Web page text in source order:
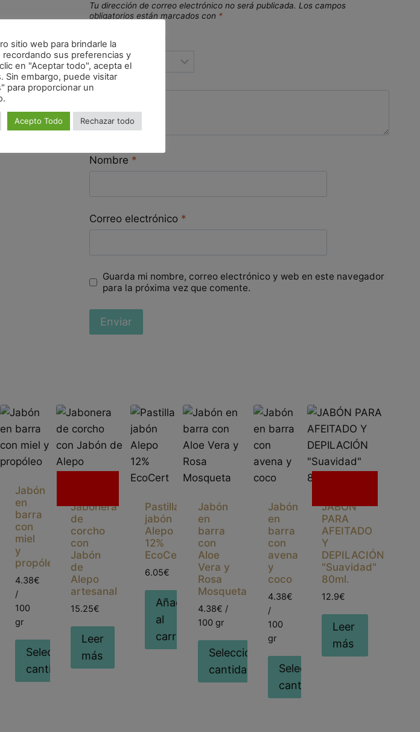
Tu dirección de correo electrónico no será publicada. Los campos
obligatorios están marcados con *
Tu puntuación *
Tu valoración
Nombre *
Correo electrónico *
Guarda mi nombre, correo electrónico y web en este navegador
para la próxima vez que comente.
Jabón
en
barra
con
miel
y
propóleo
4.38€
/
100
gr
Seleccionar
cantidad
Jabonera
de
corcho
con
Jabón
de
Alepo
artesanal
15.25€
Leer
más
Pastilla
jabón
Alepo
12%
EcoCert
6.05€
Añadir
al
carrito
Jabón
en
barra
con
Aloe
Vera y
Rosa
Mosqueta
4.38€ /
100 gr
Seleccionar
cantidad
Jabón
en
barra
con
avena
y
coco
4.38€
/
100
gr
Seleccionar
cantidad
JABÓN
PARA
AFEITADO
Y
DEPILACIÓN
"Suavidad"
80ml.
12.9€
Leer
más
sitio web para brindarle la
sus preferencias y
en "Aceptar todo", acepta el
Sin embargo, puede visitar
para proporcionar un
Acepto Todo Rechazar todo